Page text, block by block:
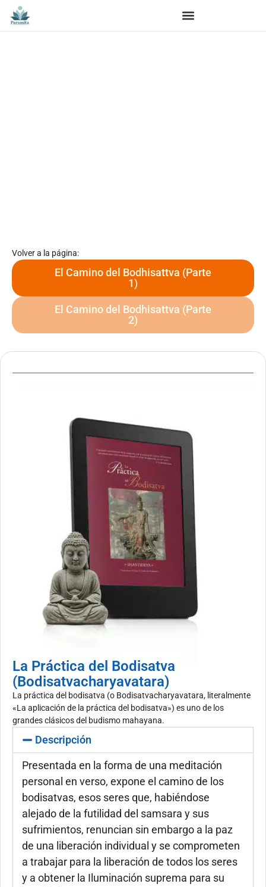
Volver a la página:
El Camino del Bodhisattva (Parte
1)
El Camino del Bodhisattva (Parte
2)
La Práctica del Bodisatva
(Bodisatvacharyavatara)
La práctica del bodisatva (o Bodisatvacharyavatara, literalmente
«La aplicación de la práctica del bodisatva») es uno de los
grandes clásicos del budismo mahayana.
Descripción
Presentada en la forma de una meditación
personal en verso, expone el camino de los
bodisatvas, esos seres que, habiéndose
alejado de la futilidad del samsara y sus
sufrimientos, renuncian sin embargo a la paz
de una liberación individual y se comprometen
a trabajar para la liberación de todos los seres
y a obtener la Iluminación suprema para su